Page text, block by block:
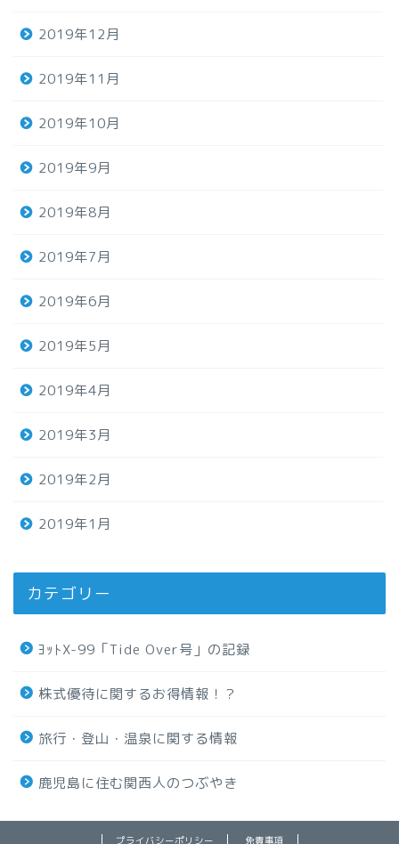
2019年12月
2019年11月
2019年10月
2019年9月
2019年8月
2019年7月
2019年6月
2019年5月
2019年4月
2019年3月
2019年2月
2019年1月
カテゴリー
ﾖｯﾄX-99「Tide Over号」の記録
株式優待に関するお得情報！？
旅行・登山・温泉に関する情報
鹿児島に住む関西人のつぶやき
プライバシーポリシー 免責事項